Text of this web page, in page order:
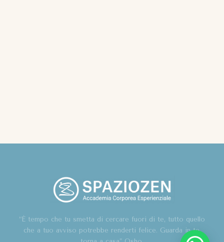
“È tempo che tu smetta di cercare fuori di te, tutto quello
che a tuo avviso potrebbe renderti felice. Guarda in te,